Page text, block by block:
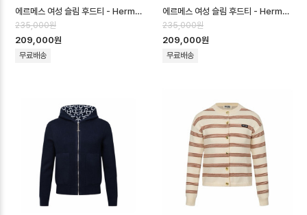
에르메스 여성 슬림 후드티 - Hermes Womens Slim Hooded - her16…
235,000원
209,000원
무료배송
에르메스 여성 슬림 후드티 - Hermes Womens Slim Hooded - her16…
235,000원
209,000원
무료배송